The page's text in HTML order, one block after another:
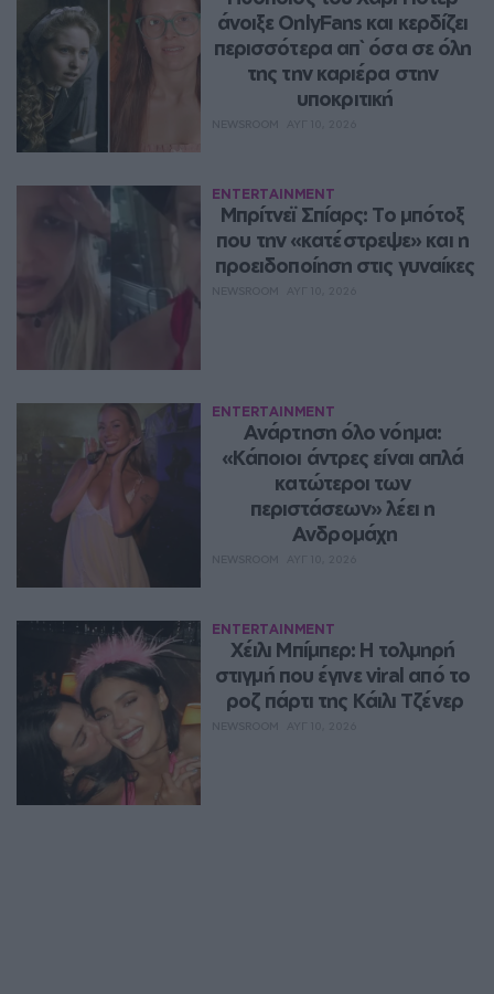
άνοιξε OnlyFans και κερδίζει
περισσότερα απ` όσα σε όλη
της την καριέρα στην
υποκριτική
ENTERTAINMENT
Μπρίτνεϊ Σπίαρς: Το μπότοξ
που την «κατέστρεψε» και η
προειδοποίηση στις γυναίκες
ENTERTAINMENT
Ανάρτηση όλο νόημα:
«Κάποιοι άντρες είναι απλά
κατώτεροι των
περιστάσεων» λέει η
Ανδρομάχη
ENTERTAINMENT
Χέιλι Μπίμπερ: Η τολμηρή
στιγμή που έγινε viral από το
ροζ πάρτι της Κάιλι Τζένερ